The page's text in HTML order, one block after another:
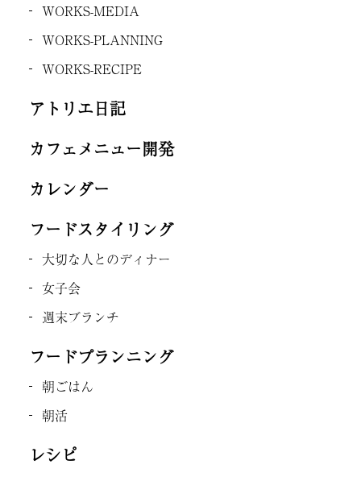
WORKS-MEDIA
WORKS-PLANNING
WORKS-RECIPE
アトリエ日記
カフェメニュー開発
カレンダー
フードスタイリング
大切な人とのディナー
女子会
週末ブランチ
フードプランニング
朝ごはん
朝活
レシピ